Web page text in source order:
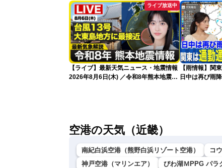
ライブ放送中
【ライブ】最新天気ニュース・地震情報
2026年8月6日(木) ／令和8年熊本地震情
【雨情報】関
日中は再び雨
空港の天気（近畿）
南紀白浜空港（熊野白浜リゾート空港） コ
神戸空港（マリンエア）
びわ湖ＭPPG パラ